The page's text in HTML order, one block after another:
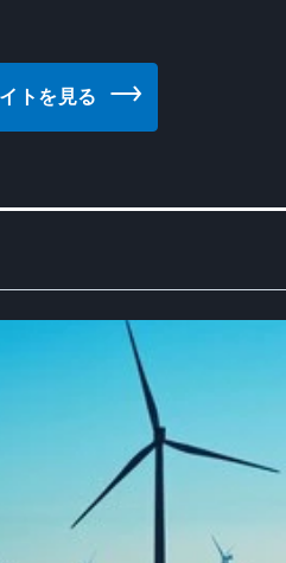
トを見る